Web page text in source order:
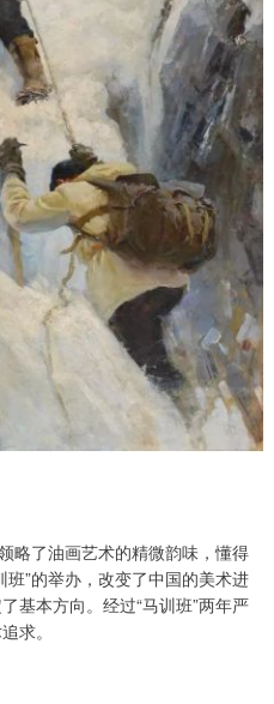
略了油画艺术的精微韵味，懂得
”的举办，改变了中国的美术进
基本方向。经过“马训班”两年严
求。